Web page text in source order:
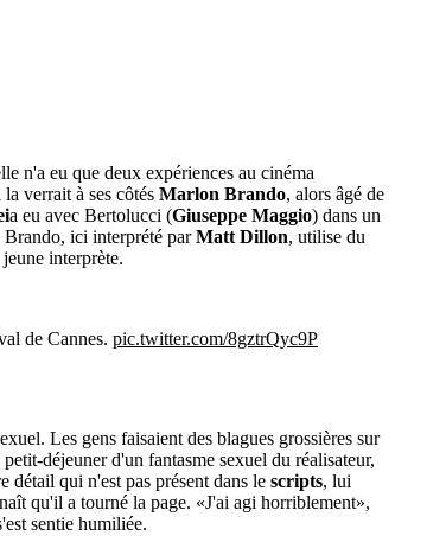
n'a eu que deux expériences au cinéma
verrait à ses côtés Marlon Brando, alors âgé de
a eu avec Bertolucci (Giuseppe Maggio) dans un
Brando, ici interprété parMatt Dillon, utilise du
interprète.
de Cannes. pic.twitter.com/8gztrQyc9P
Les gens faisaient des blagues grossières sur
déjeuner d'un fantasme sexuel du réalisateur,
détail qui n'est pas présent dans le scripts, lui
qu'il a tourné la page. «J'ai agi horriblement»,
sentie humiliée.